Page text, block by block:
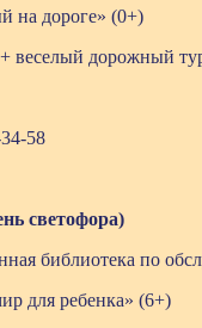
на дороге» (0+)
веселый дорожный
58
светофора)
библиотека по
для ребенка» (6+)